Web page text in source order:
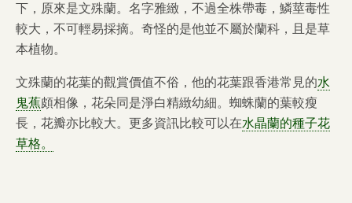
下，原來是文殊蘭。名字雅緻，不過全株帶毒，鱗莖毒性
較大，不可輕易採摘。奇怪的是他並不屬於蘭科，且是草
本植物。
文殊蘭的花葉的觀賞價值不俗，他的花葉跟香港常見的水
鬼蕉頗相像，花朵同是淨白精緻幼細。蜘蛛蘭的葉較瘦
長，花瓣亦比較大。更多資訊比較可以在水晶蘭的種子花
草格。